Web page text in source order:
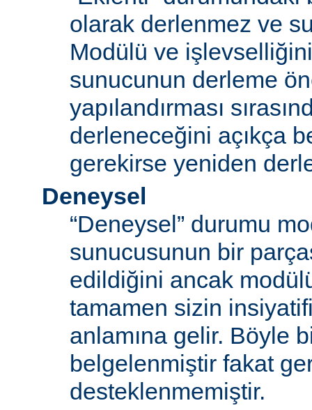
olarak derlenmez ve
Modülü ve
sunucunun derleme
yapılandırması
derleneceğini açıkça
gerekirse yeniden
Deneysel
“Deneysel” durumu
sunucusunun bir
edildiğini ancak
tamamen sizin
anlamına gelir. Böyle
belgelenmiştir fakat
desteklenmemiştir.